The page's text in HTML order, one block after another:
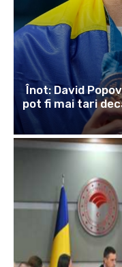
Înot: David
pot fi mai tari